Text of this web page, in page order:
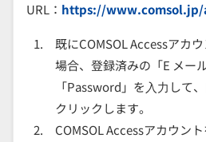
URL： https://www.comsol.jp/
既にCOMSOL Accessアカ
場合、登録済みの「E メー
「Password」を⼊⼒して
クリックします。
COMSOL Accessアカウン